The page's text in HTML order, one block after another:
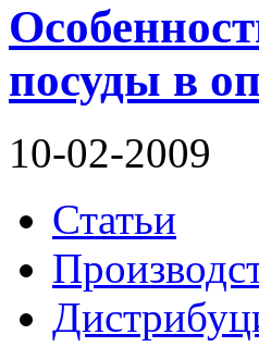
посуды в
10-02-2009
Статьи